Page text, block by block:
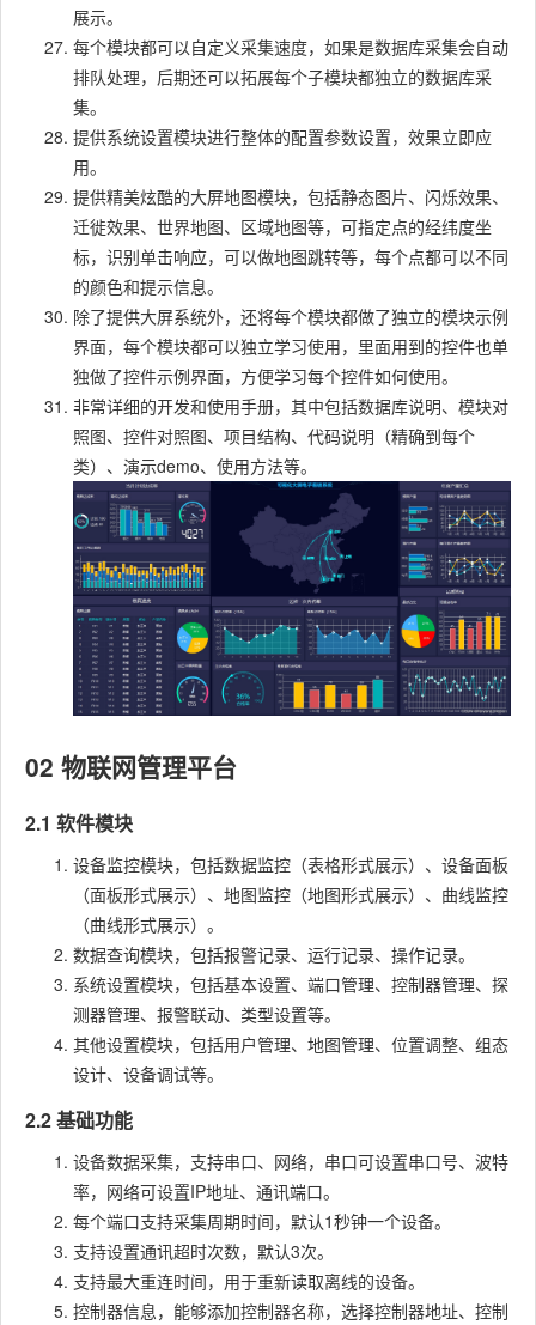
展示。
每个模块都可以自定义采集速度，如果是数据库采集会自动
排队处理，后期还可以拓展每个子模块都独立的数据库采
集。
提供系统设置模块进行整体的配置参数设置，效果立即应
用。
提供精美炫酷的大屏地图模块，包括静态图片、闪烁效果、
迁徙效果、世界地图、区域地图等，可指定点的经纬度坐
标，识别单击响应，可以做地图跳转等，每个点都可以不同
的颜色和提示信息。
除了提供大屏系统外，还将每个模块都做了独立的模块示例
界面，每个模块都可以独立学习使用，里面用到的控件也单
独做了控件示例界面，方便学习每个控件如何使用。
非常详细的开发和使用手册，其中包括数据库说明、模块对
照图、控件对照图、项目结构、代码说明（精确到每个
类）、演示demo、使用方法等。
02 物联网管理平台
2.1 软件模块
设备监控模块，包括数据监控（表格形式展示）、设备面板
（面板形式展示）、地图监控（地图形式展示）、曲线监控
（曲线形式展示）。
数据查询模块，包括报警记录、运行记录、操作记录。
系统设置模块，包括基本设置、端口管理、控制器管理、探
测器管理、报警联动、类型设置等。
其他设置模块，包括用户管理、地图管理、位置调整、组态
设计、设备调试等。
2.2 基础功能
设备数据采集，支持串口、网络，串口可设置串口号、波特
率，网络可设置IP地址、通讯端口。
每个端口支持采集周期时间，默认1秒钟一个设备。
支持设置通讯超时次数，默认3次。
支持最大重连时间，用于重新读取离线的设备。
控制器信息，能够添加控制器名称，选择控制器地址、控制